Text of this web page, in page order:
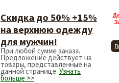
Скидка до 50% +15%
на верхнюю одежду
для мужчин!
При любой сумме заказа.
Предложение действует на
товары, представленные на
данной странице. Узнать
больше >>